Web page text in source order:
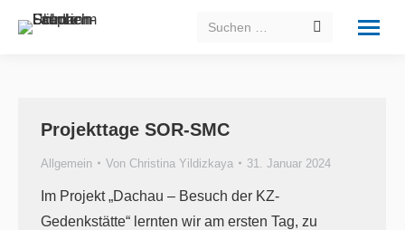
Search:
Projekttage SOR-SMC
Allgemein Von Christina Yildizkaya 31. Januar 2024
Im Projekt „Dachau – Besuch der KZ-
Gedenkstätte“ lernten wir am ersten Tag, zu